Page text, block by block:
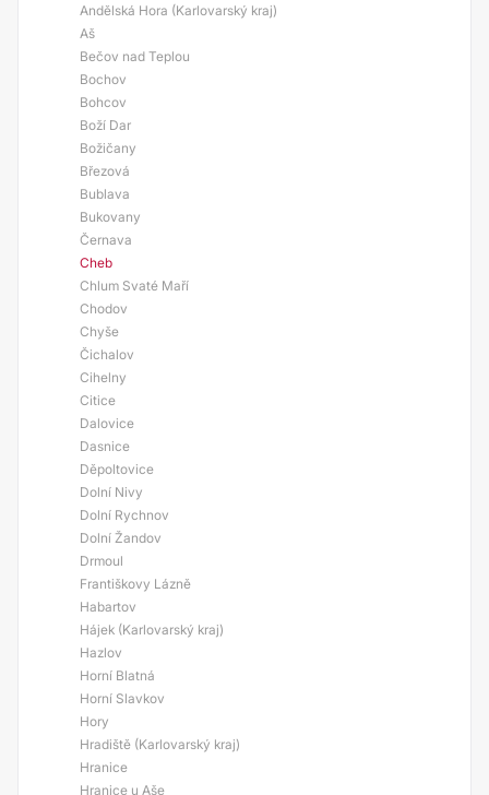
Andělská Hora (Karlovarský kraj)
Aš
Bečov nad Teplou
Bochov
Bohcov
Boží Dar
Božičany
Březová
Bublava
Bukovany
Černava
Cheb
Chlum Svaté Maří
Chodov
Chyše
Čichalov
Cihelny
Citice
Dalovice
Dasnice
Děpoltovice
Dolní Nivy
Dolní Rychnov
Dolní Žandov
Drmoul
Františkovy Lázně
Habartov
Hájek (Karlovarský kraj)
Hazlov
Horní Blatná
Horní Slavkov
Hory
Hradiště (Karlovarský kraj)
Hranice
Hranice u Aše